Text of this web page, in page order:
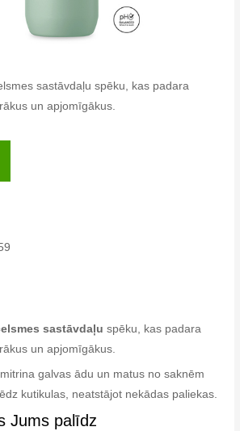
sastāvdaļu spēku, kas padara
un apjomīgākus.
sastāvdaļu spēku, kas padara
un apjomīgākus.
galvas ādu un matus no saknēm
kutikulas, neatstājot nekādas paliekas.
Jums palīdz